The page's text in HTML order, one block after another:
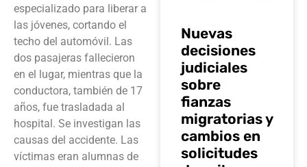
especializado para liberar a
las jóvenes, cortando el
techo del automóvil. Las
dos pasajeras fallecieron
en el lugar, mientras que la
conductora, también de 17
años, fue trasladada al
hospital. Se investigan las
causas del accidente. Las
víctimas eran alumnas de
Nuevas
decisiones
judiciales
sobre
fianzas
migratorias y
cambios en
solicitudes